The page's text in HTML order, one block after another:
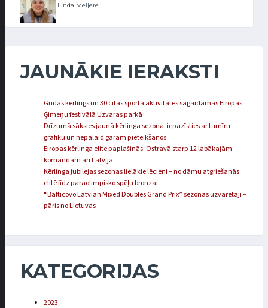
Linda Meijere
JAUNĀKIE IERAKSTI
Grīdas kērlings un 30 citas sporta aktivitātes sagaidāmas Eiropas
Ģimeņu festivālā Uzvaras parkā
Drīzumā sāksies jaunā kērlinga sezona: iepazīsties ar turnīru
grafiku un nepalaid garām pieteikšanos
Eiropas kērlinga elite paplašinās: Ostravā starp 12 labākajām
komandām arī Latvija
Kērlinga jubilejas sezonas lielākie lēcieni – no dāmu atgriešanās
elitē līdz paraolimpisko spēļu bronzai
“Balticovo Latvian Mixed Doubles Grand Prix” sezonas uzvarētāji –
pāris no Lietuvas
KATEGORIJAS
2023